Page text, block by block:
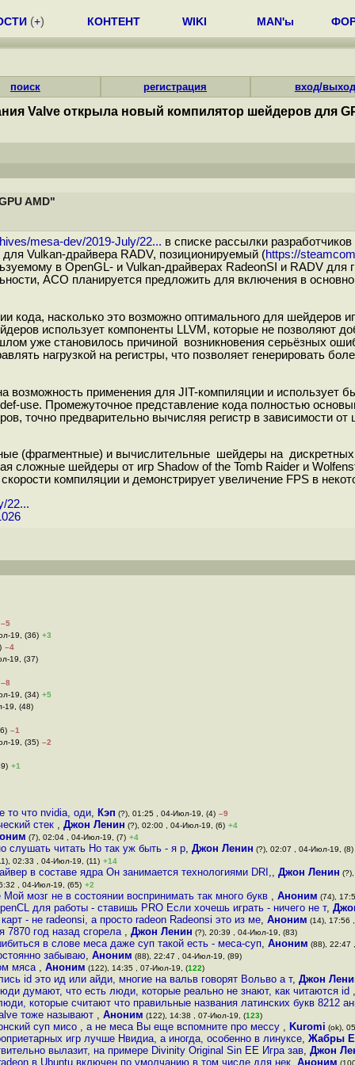
(+) КОНТЕНТ WIKI MAN'ы
поиск регистрация вход/выход
Valve открыла новый компилятор шейдеров для
AMD"
mesa-dev/2019-July/22... в списке рассылки
для Vulkan-драйвера RADV, позиционируемый (https://
в OpenGL- и Vulkan-драйверах RadeonSI и RADV для
ACO планируется предложить для включения в
кода, насколько это возможно оптимального для шейдеров
использует компоненты LLVM, которые не позволяют
уже становилось причиной возникновения серьёзных
нагрузкой на регистры, что позволяет генерировать
возможность применения для JIT-компиляции и использует
use. Промежуточное представление кода полностью
точно предварительно вычисляя регистр в зависимости от
(фрагментные) и вычислительные шейдеры на
сложные шейдеры от игр Shadow of the Tomb Raider и
компиляции и демонстрирует увеличение FPS в
22...
–5
19, (36) +3
–4
19, (37)
–8
19, (34) +5
19, (48)
–1
19, (35) –2
+1
то что nvidia, оди, Кэп (?), 01:25 , 04-Июл-19, (4) –9
стек , Джон Ленин (?), 02:00 , 04-Июл-19, (6) +4
(7), 02:04 , 04-Июл-19, (7) +4
слушать читать Но так уж быть - я р, Джон Ленин (?), 02:07 , 04-Июл-19, (8)
02:33 , 04-Июл-19, (11) +14
в составе ядра Он занимается технологиями DRI,, Джон Ленин
, 04-Июл-19, (65) +2
мозг не в состоянии воспринимать так много букв , Аноним (74),
для работы - ставишь PRO Если хочешь играть - ничего не т,
- не radeonsi, а просто radeon Radeonsi это из ме, Аноним (14), 17:56
7870 год назад сгорела , Джон Ленин (?), 20:39 , 04-Июл-19, (83)
в слове меса даже суп такой есть - меса-суп, Аноним (88), 22:47
забываю, Аноним (88), 22:47 , 04-Июл-19, (89)
мяса , Аноним (122), 14:35 , 07-Июл-19, (122)
id это ид или айди, многие на вальв говорят Вольво а т, Джон
думают, что есть люди, которые реально не знают, как читаются id
которые считают что правильные названия латинских букв 8212
тоже называют , Аноним (122), 14:38 , 07-Июл-19, (123)
суп мисо , а не меса Вы еще вспомните про мессу , Kuromi (ok),
игр лучше Нвидиа, а иногда, особенно в линуксе, Жабры
вылазит, на примере Divinity Original Sin EE Игра зав, Джон
в Ubuntu включен по умолчанию в том числе для нек Аноним